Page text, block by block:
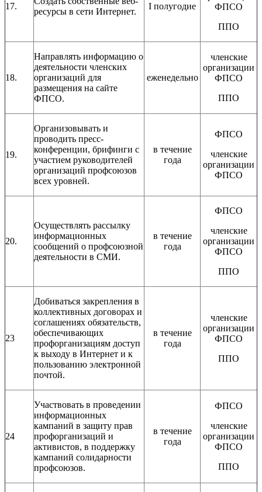
17.
ресурсы в сети Интернет.
I полугодие
ФПСО
ППО
18.
Направлять информацию о
деятельности членских
организаций для
размещения на сайте
ФПСО.
еженедельно
членские
организации
ФПСО
ППО
19.
Организовывать и
проводить пресс-
конференции, брифинги с
участием руководителей
организаций профсоюзов
всех уровней.
в течение
года
ФПСО
членские
организации
ФПСО
20.
Осуществлять рассылку
информационных
сообщений о профсоюзной
деятельности в СМИ.
в течение
года
ФПСО
членские
организации
ФПСО
ППО
23
Добиваться закрепления в
коллективных договорах и
соглашениях обязательств,
обеспечивающих
профорганизациям доступ
к выходу в Интернет и к
пользованию электронной
почтой.
в течение
года
членские
организации
ФПСО
ППО
24
Участвовать в проведении
информационных
кампаний в защиту прав
профорганизаций и
активистов, в поддержку
кампаний солидарности
профсоюзов.
в течение
года
ФПСО
членские
организации
ФПСО
ППО